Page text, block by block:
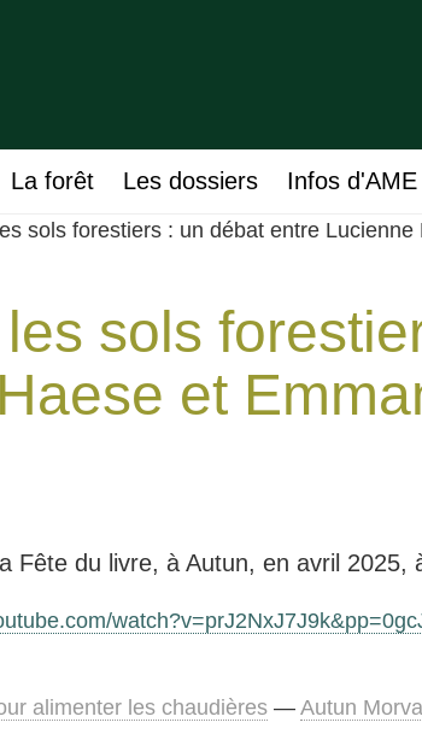
La forêt Les dossiers Infos d'AME
sols forestiers : un débat entre
sols
Haese et
Fête du livre, à Autun, en avril 2025,
alimenter les chaudières — Autun